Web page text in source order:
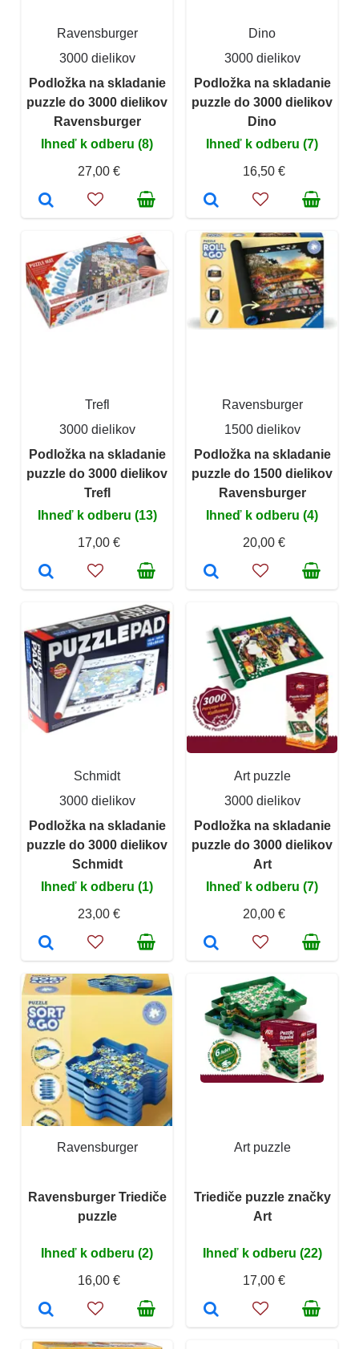
Ravensburger
3000 dielikov
Podložka na skladanie
puzzle do 3000 dielikov
Ravensburger
Ihneď k odberu (8)
27,00 €
Dino
3000 dielikov
Podložka na skladanie
puzzle do 3000 dielikov
Dino
Ihneď k odberu (7)
16,50 €
Trefl
3000 dielikov
Podložka na skladanie
puzzle do 3000 dielikov
Trefl
Ihneď k odberu (13)
17,00 €
Ravensburger
1500 dielikov
Podložka na skladanie
puzzle do 1500 dielikov
Ravensburger
Ihneď k odberu (4)
20,00 €
Schmidt
3000 dielikov
Podložka na skladanie
puzzle do 3000 dielikov
Schmidt
Ihneď k odberu (1)
23,00 €
Art puzzle
3000 dielikov
Podložka na skladanie
puzzle do 3000 dielikov
Art
Ihneď k odberu (7)
20,00 €
Ravensburger
Ravensburger Triediče
puzzle
Ihneď k odberu (2)
16,00 €
Art puzzle
Triediče puzzle značky
Art
Ihneď k odberu (22)
17,00 €